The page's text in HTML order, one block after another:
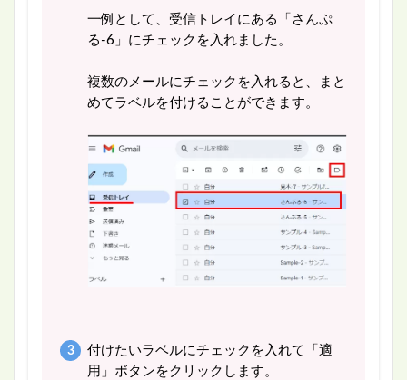
一例として、受信トレイにある「さんぷ
る-6」にチェックを入れました。
複数のメールにチェックを入れると、まと
めてラベルを付けることができます。
付けたいラベルにチェックを入れて「適
用」ボタンをクリックします。